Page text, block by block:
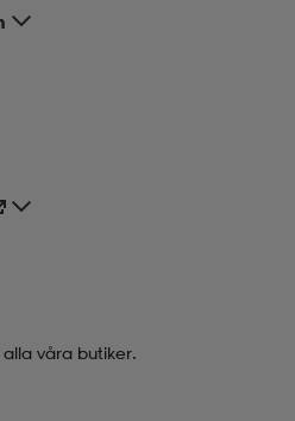
våra butiker.